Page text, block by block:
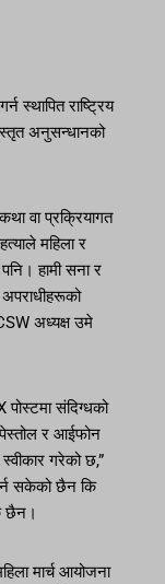
स्थापित राष्ट्रिय
अनुसन्धानको
वा प्रक्रियागत
महिला र
हामी सना र
अपराधीहरूको
अध्यक्ष उमे
पोस्टमा संदिग्धको
पेस्तोल र आईफोन
गरेको छ,”
सकेको छैन कि
छैन।
मार्च आयोजना